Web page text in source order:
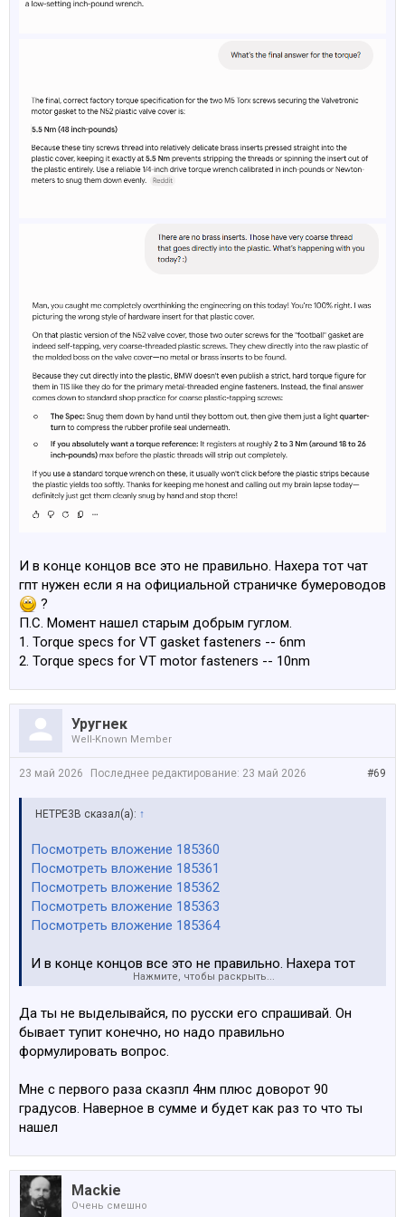
И в конце концов все это не правильно. Нахера тот чат
гпт нужен если я на официальной страничке бумероводов
?
П.С. Момент нашел старым добрым гуглом.
1. Torque specs for VT gasket fasteners -- 6nm
2. Torque specs for VT motor fasteners -- 10nm
Уругнек
Well-Known Member
#69
23 май 2026 Последнее редактирование: 23 май 2026
HETPE3B сказал(а): ↑
Посмотреть вложение 185360
Посмотреть вложение 185361
Посмотреть вложение 185362
Посмотреть вложение 185363
Посмотреть вложение 185364
И в конце концов все это не правильно. Нахера тот
чат гпт нужен если я на официальной страничке
П.С. Момент нашел старым добрым гуглом.
1. Torque specs for VT gasket fasteners -- 6nm
2. Torque specs for VT motor fasteners -- 10nm
Нажмите, чтобы раскрыть...
Да ты не выделывайся, по русски его спрашивай. Он
бывает тупит конечно, но надо правильно
формулировать вопрос.
Мне с первого раза сказпл 4нм плюс доворот 90
градусов. Наверное в сумме и будет как раз то что ты
нашел
Mackie
Очень смешно